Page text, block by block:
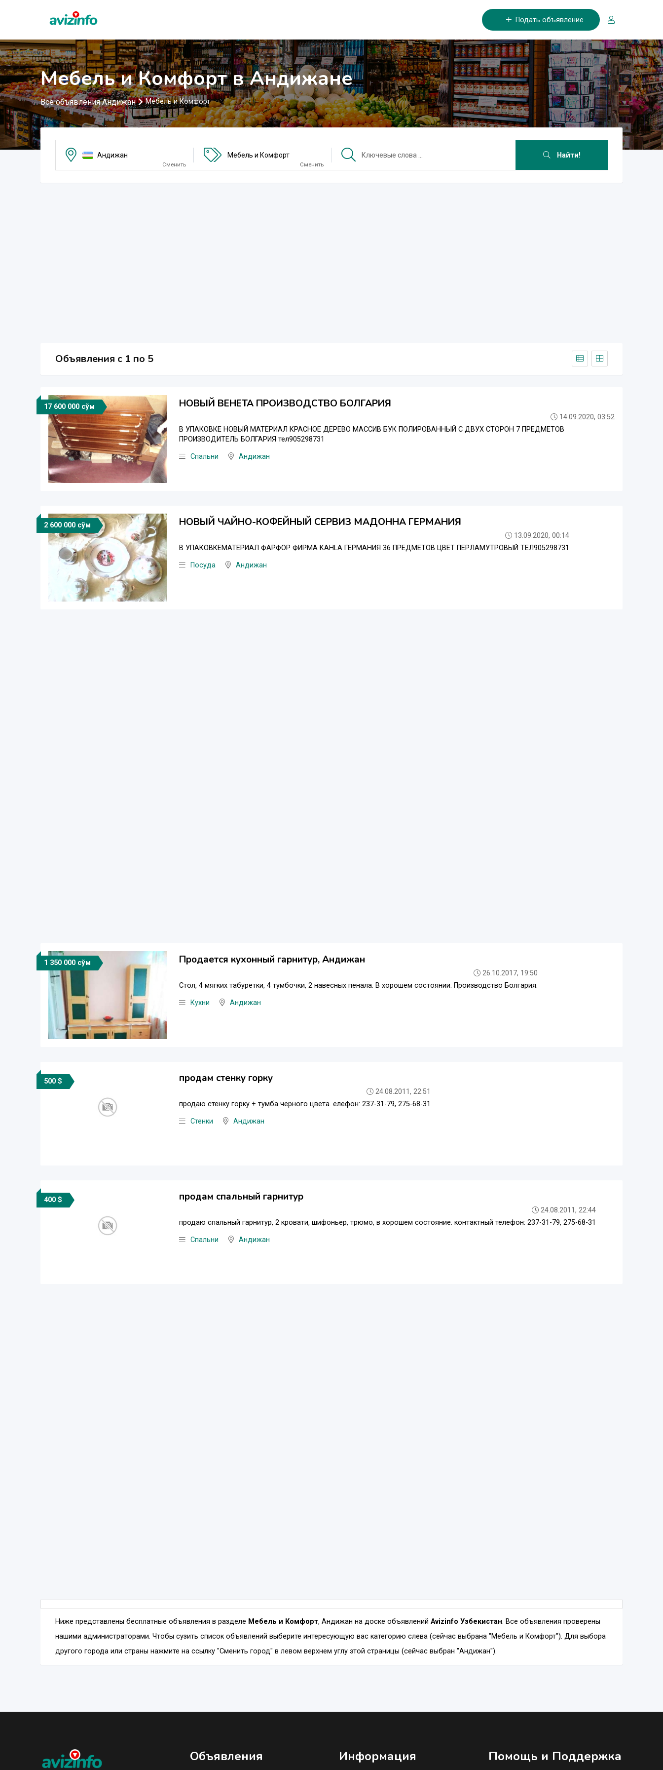
Подать объявление
Мебель и Комфорт в Андижане
Все объявления Андижан Мебель и Комфорт
Андижан
Сменить
Мебель и Комфорт
Сменить
Найти!
Объявления c 1 по 5
17 600 000 сўм НОВЫЙ ВЕНЕТА ПРОИЗВОДСТВО БОЛГАРИЯ
14.09.2020, 03:52
В УПАКОВКЕ НОВЫЙ МАТЕРИАЛ КРАСНОЕ ДЕРЕВО МАССИВ БУК ПОЛИРОВАННЫЙ С ДВУХ СТОРОН 7 ПРЕДМЕТОВ
ПРОИЗВОДИТЕЛЬ БОЛГАРИЯ тел905298731
Спальни Андижан
2 600 000 сўм НОВЫЙ ЧАЙНО-КОФЕЙНЫЙ СЕРВИЗ МАДОННА ГЕРМАНИЯ
13.09.2020, 00:14
В УПАКОВКЕМАТЕРИАЛ ФАРФОР ФИРМА KAHLA ГЕРМАНИЯ 36 ПРЕДМЕТОВ ЦВЕТ ПЕРЛАМУТРОВЫЙ ТЕЛ905298731
Посуда Андижан
1 350 000 сўм Продается кухонный гарнитур, Андижан
26.10.2017, 19:50
Стол, 4 мягких табуретки, 4 тумбочки, 2 навесных пенала. В хорошем состоянии. Производство Болгария.
Кухни Андижан
500 $ продам стенку горку
24.08.2011, 22:51
продаю стенку горку + тумба черного цвета. елефон: 237-31-79, 275-68-31
Стенки Андижан
400 $ продам спальный гарнитур
24.08.2011, 22:44
продаю спальный гарнитур, 2 кровати, шифоньер, трюмо, в хорошем состояние. контактный телефон: 237-31-79, 275-68-31
Спальни Андижан
Ниже представлены бесплатные объявления в разделе Мебель и Комфорт, Андижан на доске объявлений Avizinfo Узбекистан. Все объявления проверены
нашими администраторами. Чтобы сузить список объявлений выберите интересующую вас категорию слева (сейчас выбрана "Мебель и Комфорт"). Для выбора
другого города или страны нажмите на ссылку "Сменить город" в левом верхнем углу этой страницы (сейчас выбран "Андижан").
Объявления Информация Помощь и Поддержка